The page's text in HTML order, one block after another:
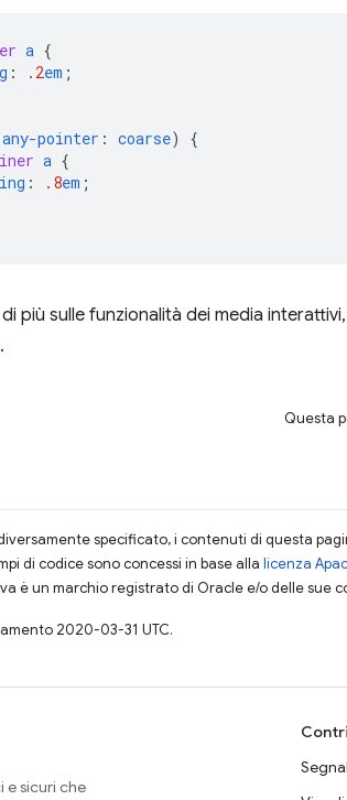
a {
: .2em ;
any-pointer : coarse)
{
a {
: .8em ;
più sulle funzionalità dei media
.
Questa
specificato, i contenuti di questa
di codice sono concessi in base alla licenza
è un marchio registrato di Oracle e/o delle sue
2020-03-31 UTC.
e sicuri che